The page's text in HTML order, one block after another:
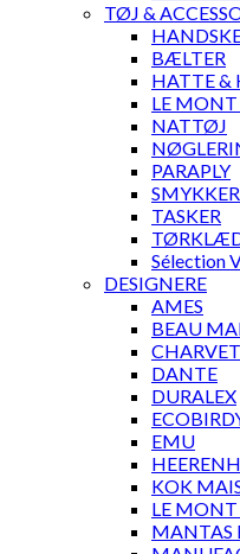
TØJ &
BÆLTER
HATTE &
LE
NATTØJ
PARAPLY
TASKER
Sélection
DESIGNERE
AMES
BEAU
DANTE
DURALEX
EMU
KOK
LE
MANTAS